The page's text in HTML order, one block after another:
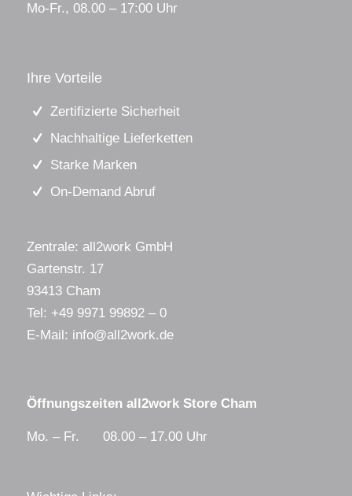
Mo-Fr., 08.00 – 17:00 Uhr
Ihre Vorteile
Zertifizierte Sicherheit
Nachhaltige Lieferketten
Starke Marken
On-Demand Abruf
Zentrale: all2work GmbH
Gartenstr. 17
93413 Cham
Tel: +49 9971 99892 – 0
E-Mail: info@all2work.de
Öffnungszeiten all2work Store Cham
Mo. – Fr. 08.00 – 17.00 Uhr